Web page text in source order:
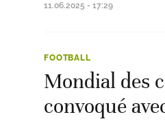
11.06.2025 - 17:29
FOOTBALL
Mondial des
convoqué